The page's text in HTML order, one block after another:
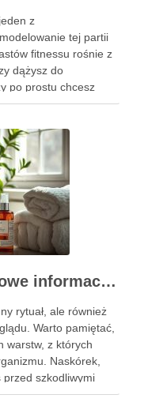
z
tej partii
fitnessu rośnie z
dążysz do
po prostu chcesz
dobrane
Pielęgnacja skóry: kluczowe informacje i skuteczne metody
rytuał, ale również
Warto pamiętać,
warstw, z których
Naskórek,
przed szkodliwymi
skóra właściwa,